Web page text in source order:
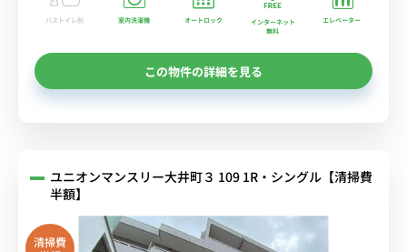
バストイレ別 室内洗濯機 オートロック
インターネット
無料
エレベーター
この物件の詳細を見る
ユニオンマンスリー大井町３ 109 1R・シングル【清掃費
半額】
清掃費